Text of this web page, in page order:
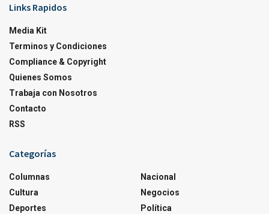
Links Rapidos
Media Kit
Terminos y Condiciones
Compliance & Copyright
Quienes Somos
Trabaja con Nosotros
Contacto
RSS
Categorías
Columnas
Cultura
Deportes
Nacional
Negocios
Política